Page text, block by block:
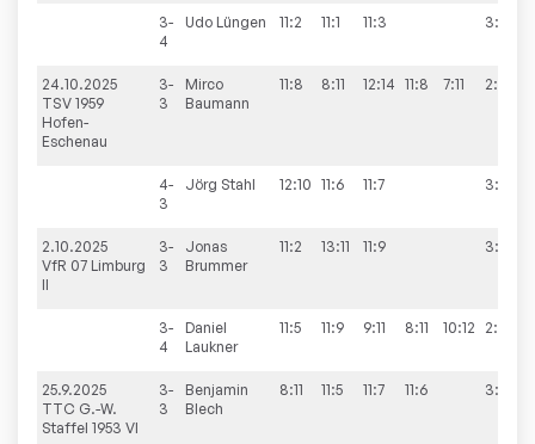
3-
4
Udo Lüngen 11:2 11:1 11:3 3:0
24.10.2025
TSV 1959
Hofen-
Eschenau
3-
3
Mirco
Baumann
11:8 8:11 12:14 11:8 7:11 2:3
4-
3
Jörg Stahl 12:10 11:6 11:7 3:0
2.10.2025
VfR 07 Limburg
II
3-
3
Jonas
Brummer
11:2 13:11 11:9 3:0
3-
4
Daniel
Laukner
11:5 11:9 9:11 8:11 10:12 2:3
25.9.2025
TTC G.-W.
Staffel 1953 VI
3-
3
Benjamin
Blech
8:11 11:5 11:7 11:6 3:1